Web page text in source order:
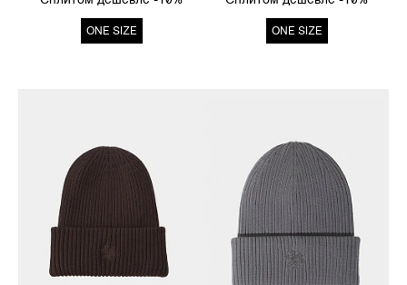
ONE SIZE ONE SIZE